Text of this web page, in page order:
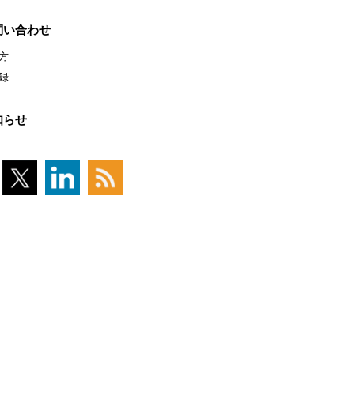
い合わせ
らせ